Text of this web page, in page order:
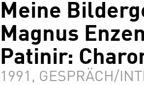
Meine
Magnus
Patinir:
1991, GESPRÄCH/